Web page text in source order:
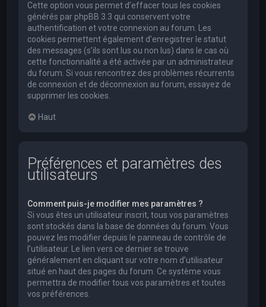
Cette option vous permet d’effacer tous les cookies
générés par phpBB 3.3 qui conservent votre
authentification et votre connexion au forum. Les
cookies permettent également d’enregistrer le statut
des messages (s’ils sont lus ou non lus) dans le cas où
cette fonctionnalité a été activée par un administrateur
du forum. Si vous rencontrez des problèmes récurrents
de connexion et de déconnexion au forum, essayez de
supprimer les cookies.
Haut
Préférences et paramètres des
utilisateurs
Comment puis-je modifier mes paramètres ?
Si vous êtes un utilisateur inscrit, tous vos paramètres
sont stockés dans la base de données du forum. Vous
pouvez les modifier depuis le panneau de contrôle de
l’utilisateur. Le lien vers ce dernier se trouve
généralement en cliquant sur votre nom d’utilisateur
situé en haut des pages du forum. Ce système vous
permettra de modifier tous vos paramètres et toutes
vos préférences.